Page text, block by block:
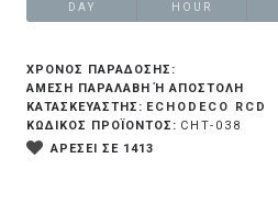
DAY HOUR
ΧΡΟΝΟΣ ΠΑΡΑΔΟΣΗΣ:
ΆΜΕΣΗ ΠΑΡΑΛΑΒΉ Ή ΑΠΟΣΤΟΛΉ
ΚΑΤΑΣΚΕΥΑΣΤΗΣ: ECHODECO RCD
ΚΩΔΙΚΟΣ ΠΡΟΪΟΝΤΟΣ: CHT-038
ΑΡΕΣΕΙ ΣΕ 1413